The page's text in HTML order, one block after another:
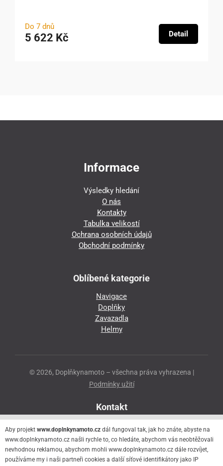
Do 7 dnů
5 622 Kč Detail
Informace
Výsledky hledání
O nás
Kontakty
Tabulka velikostí
Ochrana osobních údajů
Obchodní podmínky
Oblíbené kategorie
Navigace
Doplňky
Zavazadla
Helmy
© 2026, Doplňkynamoto – všechna práva vyhrazena |
Podmínky užití
Kontakt
Přeloučská 86
530 06 Pardubice - Staré Čivice
776 056 073
Aby projekt www.doplnkynamoto.cz dál fungoval tak, jak ho znáte, abyste na
www.doplnkynamoto.cz našli rychle to, co hledáte, abychom vás neobtěžovali
nevhodnou reklamou, abychom mohli www.doplnkynamoto.cz dále rozvíjet,
používáme my i naši partneři cookies a další síťové identifikátory jako IP